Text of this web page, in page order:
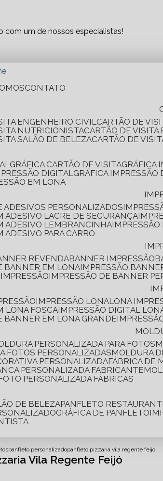
com um de nossos especialistas!
CONTATO
ENGENHEIRO CIVIL CARTÃO DE
NUTRICIONISTA CARTÃO DE
SALÃO DE BELEZA
CARTÃO DE
GRÁFICA CARTÃO DE VISITA GRÁFICA
DIGITAL
GRÁFICA
EM LONA
ADESIVOS PERSONALIZADOS
ADESIVO LACRE DE SEGURANÇA
ADESIVO LEMBRANCINHA
ADESIVO PARA CARRO
REVENDA
BANNER IMPRESSÃO
BANNER EM LONA IMPRESSÃO
IMPRESSÃO IMPRESSÃO DE BANNER
IMPRESSÃO LONA LONA
LONA FOSCA IMPRESSÃO DIGITAL
BANNER EM LONA GRANDE
PERSONALIZADA PARA FOTOS
FOTOS PERSONALIZADAS
MOLDURA
PERSONALIZADA FÁBRICA DE
PERSONALIZADA FABRICANTE
FOTO PERSONALIZADA FÁBRICAS
DE BELEZA PANFLETO
GRÁFICA DE PANFLETO
panfleto personalizadopanfleto pizzaria vila regente feijo
Vila Regente Feijó